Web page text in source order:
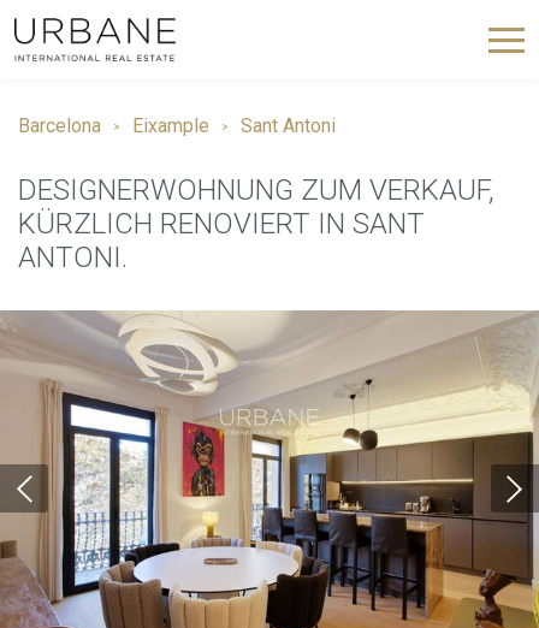
Barcelona Eixample Sant Antoni
DESIGNERWOHNUNG ZUM VERKAUF,
KÜRZLICH RENOVIERT IN SANT
ANTONI.